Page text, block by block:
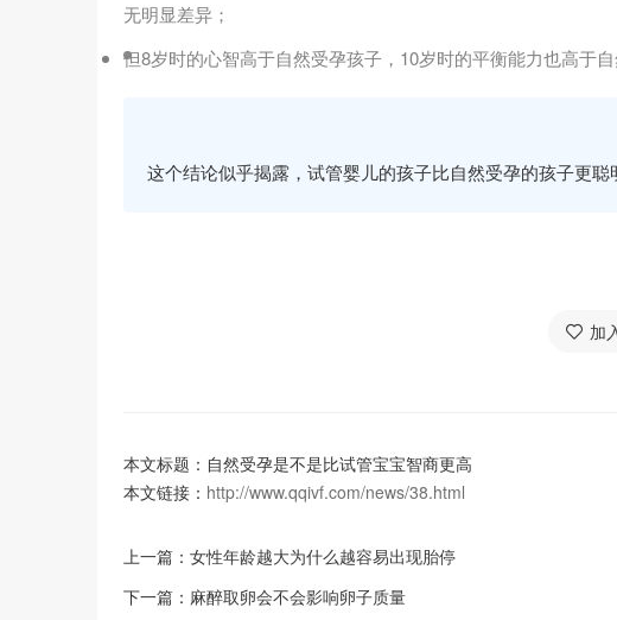
无明显差异；
但8岁时的心智高于自然受孕孩子，10岁时的平衡能力也高于自
这个结论似乎揭露，试管婴儿的孩子比自然受孕的孩子更聪
加
本文标题：自然受孕是不是比试管宝宝智商更高
本文链接： http://www.qqivf.com/news/38.html
上一篇： 女性年龄越大为什么越容易出现胎停
下一篇： 麻醉取卵会不会影响卵子质量